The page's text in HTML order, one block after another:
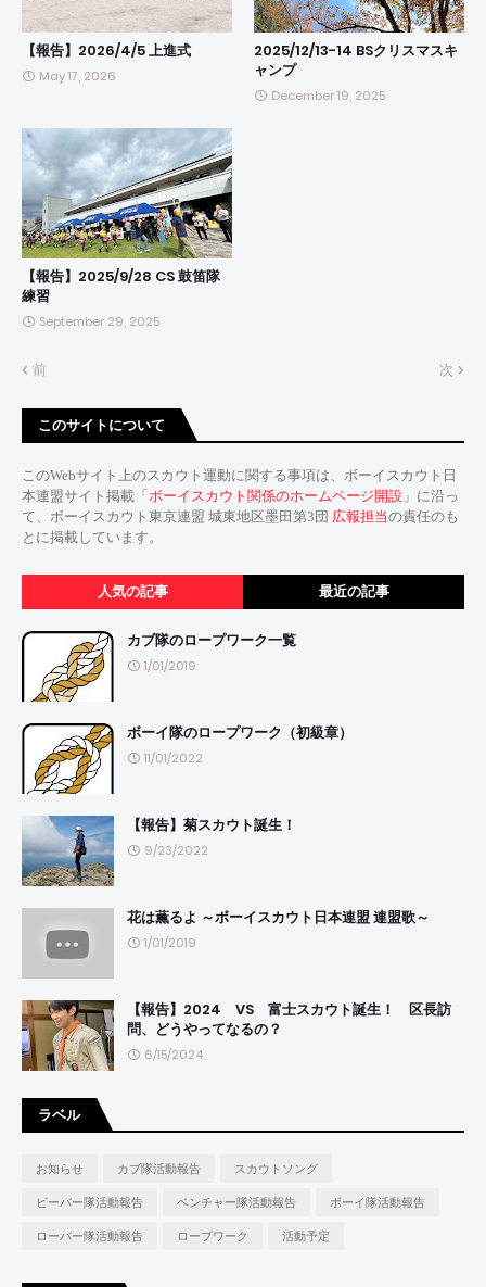
【報告】2026/4/5 上進式
May 17, 2026
2025/12/13-14 BSクリスマスキ
ャンプ
December 19, 2025
【報告】2025/9/28 CS 鼓笛隊
練習
September 29, 2025
前 次
このサイトについて
このWebサイト上のスカウト運動に関する事項は、ボーイスカウト日
本連盟サイト掲載「 ボーイスカウト関係のホームページ開設 」に沿っ
て、ボーイスカウト東京連盟 城東地区墨田第3団 広報担当の責任のも
とに掲載しています。
人気の記事 最近の記事
カブ隊のロープワーク一覧
1/01/2019
ボーイ隊のロープワーク（初級章）
11/01/2022
【報告】菊スカウト誕生！
9/23/2022
花は薫るよ ～ボーイスカウト日本連盟 連盟歌～
1/01/2019
【報告】2024 VS 富士スカウト誕生！ 区長訪
問、どうやってなるの？
6/15/2024
ラベル
お知らせ カブ隊活動報告
スカウトソング
ビーバー隊活動報告
ベンチャー隊活動報告
ボーイ隊活動報告
ローバー隊活動報告
ロープワーク 活動予定